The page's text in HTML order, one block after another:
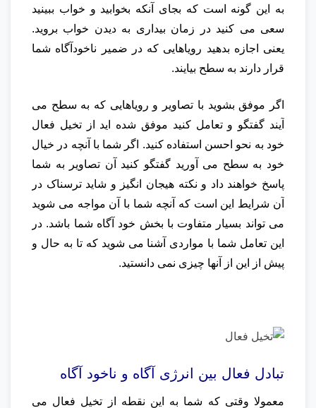
به این گونه است که بجای آنکه بخوابید و خواب ببینید
سعی می کنید در زمان بیداری به دیدن خواب بروید.
یعنی اجازه بدهید رویاهایی که در ضمیر ناخودآگاه شما
قرار دارند به سطح بیایند.
اگر موفق بشوید با تصاویر و رویاهایی که به سطح می
آیند گفتگو و تعامل کنید موفق شده اید از تخیل فعال
خود به نحو احسن استفاده کنید. اگر شما با آنچه در خیال
خود به سطح می آورید گفتگو کنید آن تصاویر به شما
پاسخ خواهند داد و نکته هیجان انگیز و شاید ترسناک در
آن شرایط این است که آنچه شما با آن مواجه می شوید
می تواند بسیار متفاوت با بخش خود آگاه شما باشد. در
این تعامل شما با مواردی آشنا می شوید که تا به حال و
پیش از این از آنها چیزی نمی دانستید.
تبادل فعال بین انرژی آگاه و ناخود آگاه
معمولا وقتی که شما به این نقطه از تخیل فعال می